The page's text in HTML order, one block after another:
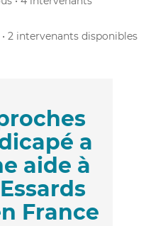
2 intervenants disponibles
a
aide à
France